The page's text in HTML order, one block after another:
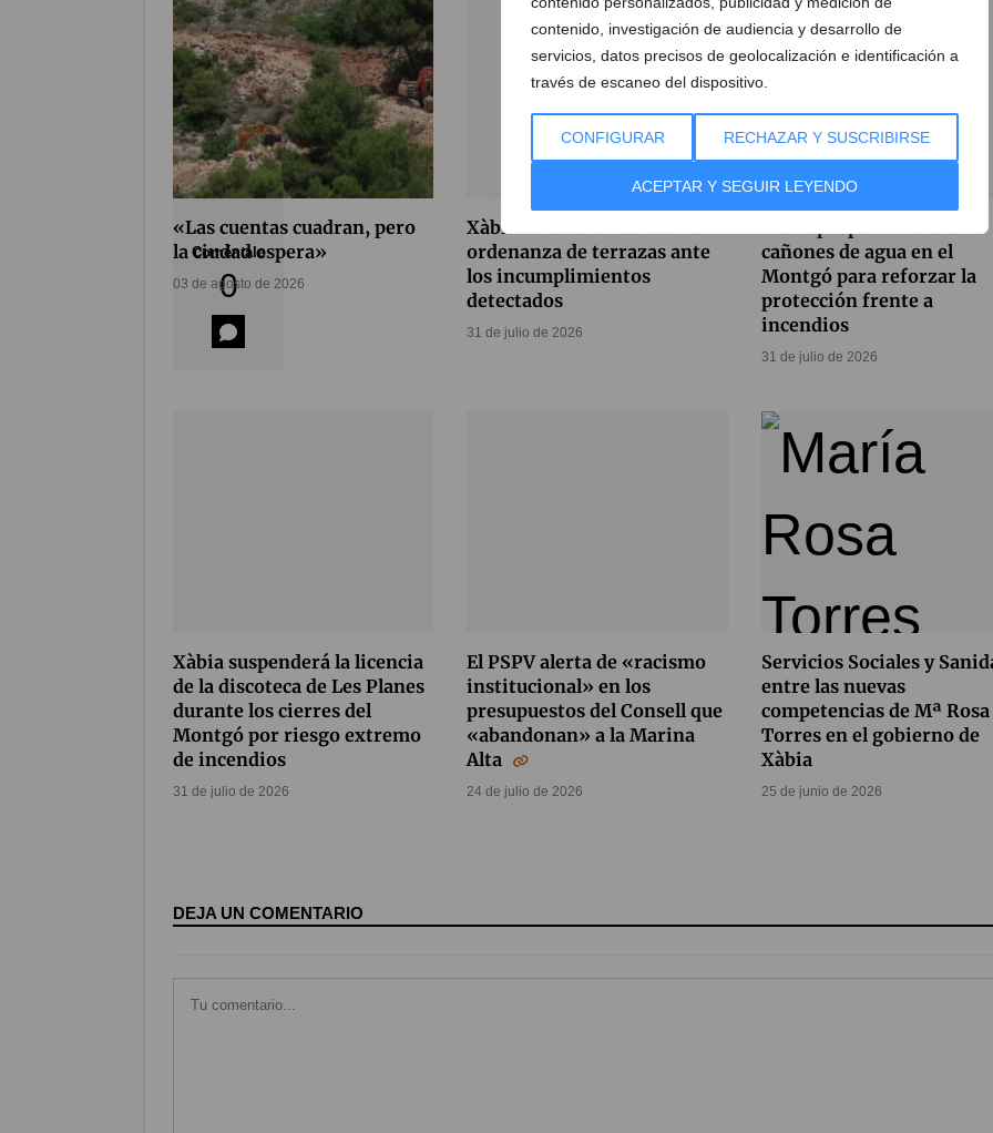
contenido, investigación de audiencia y desarrollo de
servicios, datos precisos de geolocalización e identificación a
través de escaneo del dispositivo.
CONFIGURAR RECHAZAR Y SUSCRIBIRSE
ACEPTAR Y SEGUIR LEYENDO
Compártelo
98
Coméntalo
0
«Las cuentas cuadran, pero
la ciudad espera»
03 de agosto de 2026
Xàbia estudia endurecer la
ordenanza de terrazas ante
los incumplimientos
detectados
31 de julio de 2026
cañones de agua en el
Montgó para reforzar la
protección frente a
incendios
31 de julio de 2026
Xàbia suspenderá la licencia
de la discoteca de Les Planes
durante los cierres del
Montgó por riesgo extremo
de incendios
31 de julio de 2026
El PSPV alerta de «racismo
institucional» en los
presupuestos del Consell que
«abandonan» a la Marina
Alta
24 de julio de 2026
Servicios Sociales y
entre las nuevas
competencias de Mª Rosa
Torres en el gobierno de
Xàbia
25 de junio de 2026
DEJA UN COMENTARIO